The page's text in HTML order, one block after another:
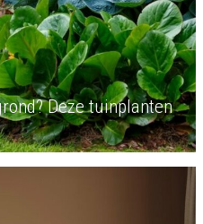
Deze tuinplanten